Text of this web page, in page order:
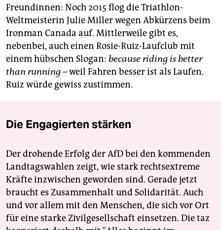
Freundinnen: Noch 2015 flog die Triathlon-
Weltmeisterin Julie Miller wegen Abkürzens beim
Ironman Canada auf. Mittlerweile gibt es,
nebenbei, auch einen Rosie-Ruiz-Laufclub mit
einem hübschen Slogan: because riding is better
than running –weil Fahren besser ist als Laufen.
Ruiz würde gewiss zustimmen.
Die Engagierten stärken
Der drohende Erfolg der AfD bei den kommenden
Landtagswahlen zeigt, wie stark rechtsextreme
Kräfte inzwischen geworden sind. Gerade jetzt
braucht es Zusammenhalt und Solidarität. Auch
und vor allem mit den Menschen, die sich vor Ort
für eine starke Zivilgesellschaft einsetzen. Die taz